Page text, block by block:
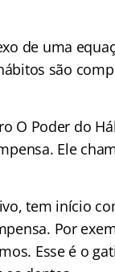
de uma
são
O Poder do
Ele
tem início
Por
Esse é o